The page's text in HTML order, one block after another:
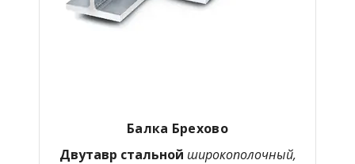
Балка Брехово
Двутавр стальной широкополочный,